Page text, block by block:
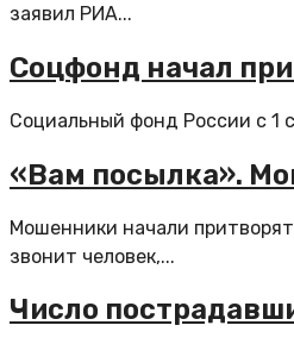
заявил РИА...
Соцфонд начал
Социальный фонд России с 1
«Вам посылка».
Мошенники начали
звонит человек,...
Число